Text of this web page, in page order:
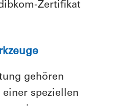
Zertifikat
gehören
einer speziellen